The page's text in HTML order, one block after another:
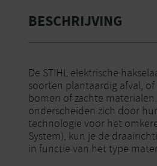
BESCHRIJVING
De STIHL elektrische
soorten plantaardig afval,
bomen of zachte
onderscheiden zich door
technologie voor het
System), kun je de
in functie van het type